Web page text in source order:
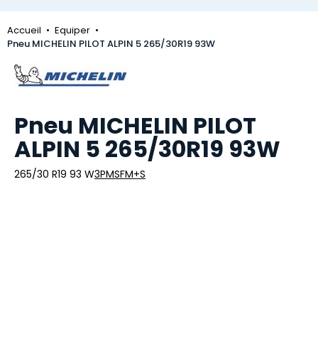
Accueil
Equiper
Pneu MICHELIN PILOT ALPIN 5 265/30R19 93W
Marque
Pneu MICHELIN PILOT
ALPIN 5 265/30R19 93W
265/30 R19 93 W3PMSFM+S